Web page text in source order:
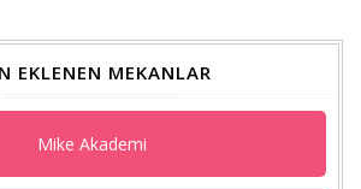
EKLENEN MEKANLAR
Mike Akademi